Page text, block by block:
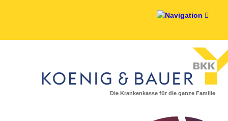
Die Krankenkasse für die ganze Familie